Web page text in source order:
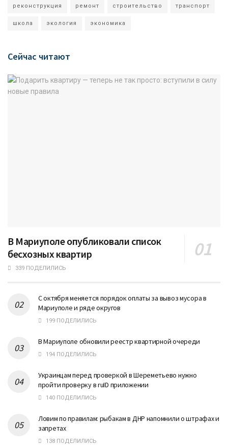
реконструкция ремонт строительство транспорт
школа экология экономика
Сейчас читают
В Мариуполе опубликовали список
бесхозных квартир
339 ПОДЕЛИЛИСЬ
С октября меняется порядок оплаты за вывоз мусора в
Мариуполе и ряде округов
199 ПОДЕЛИЛИСЬ
В Мариуполе обновили реестр квартирной очереди
194 ПОДЕЛИЛИСЬ
Украинцам перед проверкой в Шереметьево нужно
пройти проверку в ruID приложении
140 ПОДЕЛИЛИСЬ
Ловим по правилам: рыбакам в ДНР напомнили о штрафах и
запретах
138 ПОДЕЛИЛИСЬ